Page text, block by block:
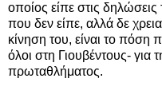
οποίος είπε στις δηλώσεις
που δεν είπε, αλλά δε
κίνηση του, είναι το πόση
όλοι στη Γιουβέντους- για
πρωταθλήματος.